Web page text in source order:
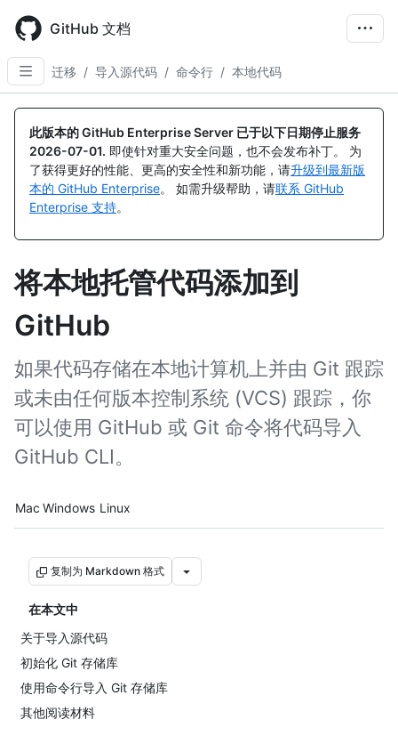
main
content
GitHub 文档
迁移 / 导入源代码 / 命令行 / 本地代码
此版本的 GitHub Enterprise Server 已于以下日期停止服务
2026-07-01. 即使针对重大安全问题，也不会发布补丁。 为
了获得更好的性能、更高的安全性和新功能，请升级到最新版
本的 GitHub Enterprise。 如需升级帮助，请联系 GitHub
Enterprise 支持。
将本地托管代码添加到
GitHub
如果代码存储在本地计算机上并由 Git 跟踪
或未由任何版本控制系统 (VCS) 跟踪，你
可以使用 GitHub 或 Git 命令将代码导入
GitHub CLI。
Platform navigation
Mac Windows Linux
复制为 Markdown 格式
在本文中
关于导入源代码
初始化 Git 存储库
使用命令行导入 Git 存储库
其他阅读材料